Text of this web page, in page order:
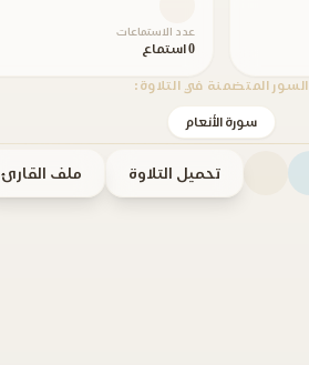
عدد الاستماعات
0 استماع
السور المتضمنة في التلاوة:
سورة الأنعام
تحميل التلاوة ملف القارئ